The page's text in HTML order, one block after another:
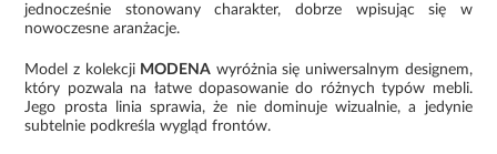
jednocześnie stonowany charakter, dobrze wpisując się w
nowoczesne aranżacje.
Model z kolekcji MODENA wyróżnia się uniwersalnym designem,
który pozwala na łatwe dopasowanie do różnych typów mebli.
Jego prosta linia sprawia, że nie dominuje wizualnie, a jedynie
subtelnie podkreśla wygląd frontów.